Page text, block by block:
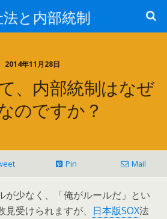
と内部統制
2014年11月28日
、内部統制はなぜ
のですか？
Pin Mail
が少なく、「俺がルールだ」とい
受けられますが、 日本版SOX法